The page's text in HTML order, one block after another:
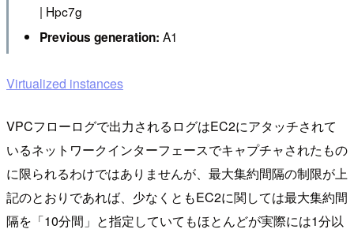
| Hpc7g
Previous generation: A1
Virtualized instances
VPCフローログで出力されるログはEC2にアタッチされて
いるネットワークインターフェースでキャプチャされたもの
に限られるわけではありませんが、最大集約間隔の制限が上
記のとおりであれば、少なくともEC2に関しては最大集約間
隔を「10分間」と指定していてもほとんどが実際には1分以